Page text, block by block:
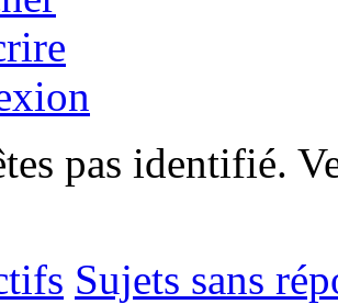
pas identifié.
Sujets sans